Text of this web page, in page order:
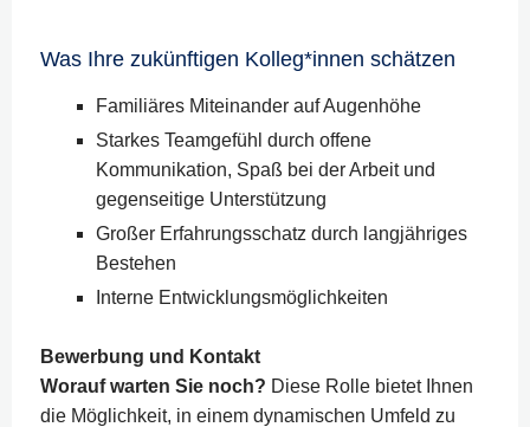
Was Ihre zukünftigen Kolleg*innen schätzen
Familiäres Miteinander auf Augenhöhe
Starkes Teamgefühl durch offene
Kommunikation, Spaß bei der Arbeit und
gegenseitige Unterstützung
Großer Erfahrungsschatz durch langjähriges
Bestehen
Interne Entwicklungsmöglichkeiten
Bewerbung und Kontakt
Worauf warten Sie noch? Diese Rolle bietet Ihnen
die Möglichkeit, in einem dynamischen Umfeld zu